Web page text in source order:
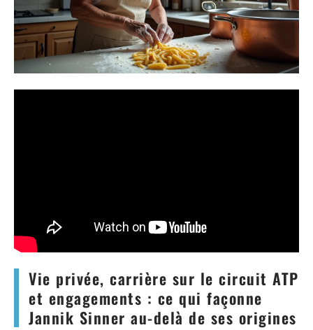
Vie privée, carrière sur le circuit ATP
et engagements : ce qui façonne
Jannik Sinner au-delà de ses origines